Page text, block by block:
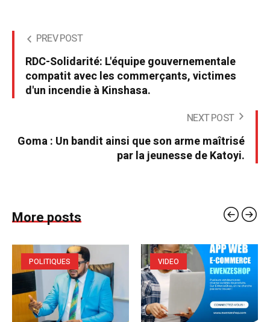
PREV POST
RDC-Solidarité: L'équipe gouvernementale
compatit avec les commerçants, victimes
d'un incendie à Kinshasa.
NEXT POST
Goma : Un bandit ainsi que son arme maîtrisé
par la jeunesse de Katoyi.
More posts
POLITIQUES VIDEO